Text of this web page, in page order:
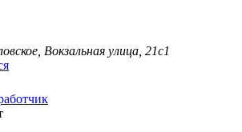
Вокзальная улица, 21с1